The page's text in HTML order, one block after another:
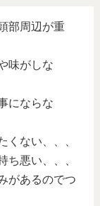
部周辺が重
味がしな
にならな
くない、、、
ち悪い、、、
があるのでつ